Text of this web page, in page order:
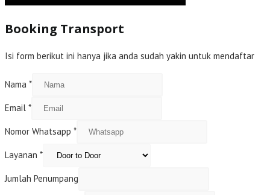
Booking Transport
Isi form berikut ini hanya jika anda sudah yakin untuk mendaftar
Nama *
Email *
Nomor Whatsapp *
Layanan *
Jumlah Penumpang